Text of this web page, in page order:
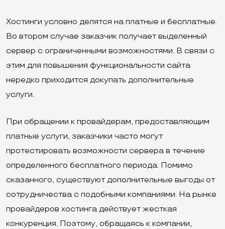
Хостинги условно делятся на платные и бесплатные.
Во втором случае заказчик получает выделенный
сервер с ограниченными возможностями. В связи с
этим для повышения функциональности сайта
нередко приходится докупать дополнительные
услуги.
При обращении к провайдерам, предоставляющим
платные услуги, заказчики часто могут
протестировать возможности сервера в течение
определенного бесплатного периода. Помимо
сказанного, существуют дополнительные выгоды от
сотрудничества с подобными компаниями. На рынке
провайдеров хостинга действует жесткая
конкуренция. Поэтому, обращаясь к компании,